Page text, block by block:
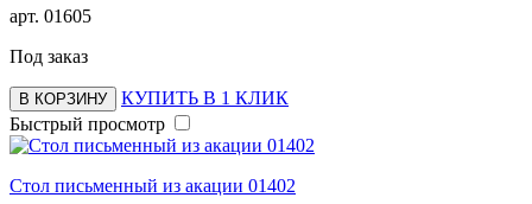
арт. 01605
Под заказ
В КОРЗИНУ
КУПИТЬ В 1 КЛИК
Быстрый просмотр
Стол письменный из акации 01402